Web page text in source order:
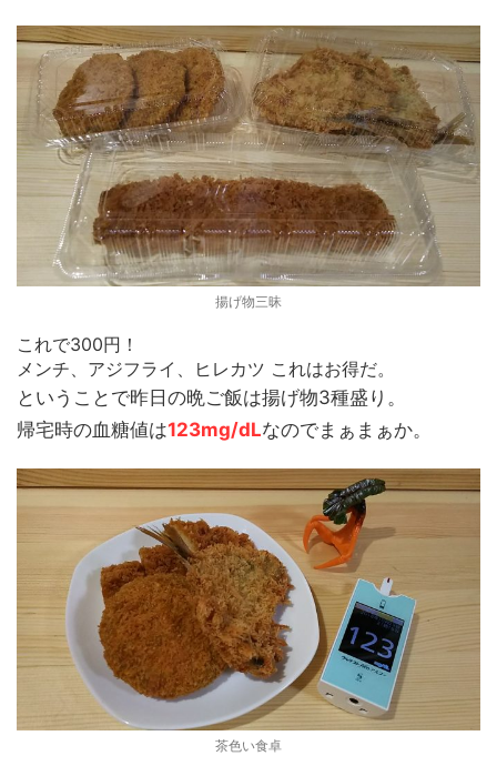
揚げ物三昧
これで300円！
メンチ、アジフライ、ヒレカツ これはお得だ。
ということで昨日の晩ご飯は揚げ物3種盛り。
帰宅時の血糖値は123mg/dLなのでまぁまぁか。
茶色い食卓